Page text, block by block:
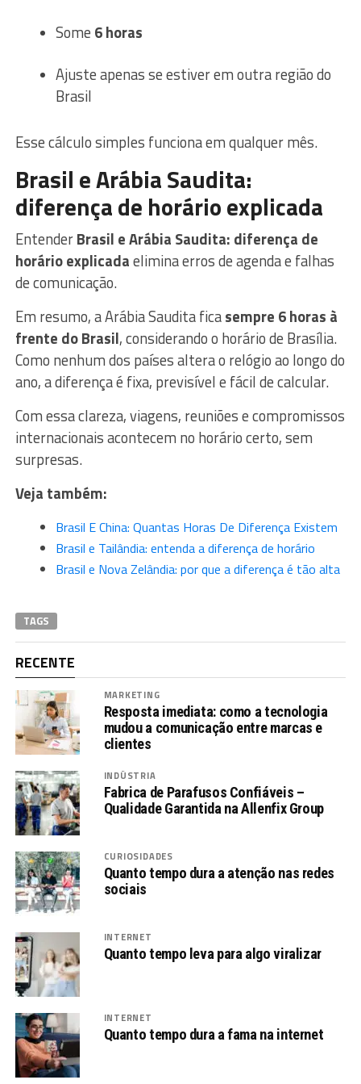
Some 6 horas
Ajuste apenas se estiver em outra região do
Brasil
Esse cálculo simples funciona em qualquer mês.
Brasil e Arábia Saudita:
diferença de horário explicada
EntenderBrasil e Arábia Saudita: diferença de
horário explicadaelimina erros de agenda e falhas
de comunicação.
Em resumo, a Arábia Saudita ficasempre 6 horas à
frente do Brasil, considerando o horário de Brasília.
Como nenhum dos países altera o relógio ao longo do
ano, a diferença é fixa, previsível e fácil de calcular.
Com essa clareza, viagens, reuniões e compromissos
internacionais acontecem no horário certo, sem
surpresas.
Veja também:
Brasil E China: Quantas Horas De Diferença Existem
Brasil e Tailândia: entenda a diferença de horário
Brasil e Nova Zelândia: por que a diferença é tão alta
TAGS
RECENTE
MARKETING
Resposta imediata: como a tecnologia
mudou a comunicação entre marcas e
clientes
INDÚSTRIA
Fabrica de Parafusos Confiáveis –
Qualidade Garantida na Allenfix Group
CURIOSIDADES
Quanto tempo dura a atenção nas redes
sociais
INTERNET
Quanto tempo leva para algo viralizar
INTERNET
Quanto tempo dura a fama na internet